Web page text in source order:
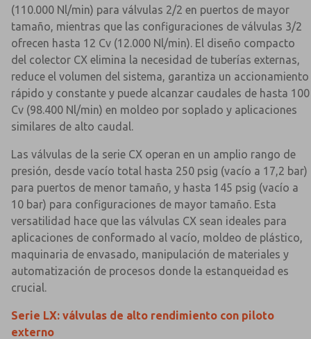
(110.000 Nl/min) para válvulas 2/2 en puertos de mayor
tamaño, mientras que las configuraciones de válvulas 3/2
ofrecen hasta 12 Cv (12.000 Nl/min). El diseño compacto
del colector CX elimina la necesidad de tuberías externas,
reduce el volumen del sistema, garantiza un accionamiento
rápido y constante y puede alcanzar caudales de hasta 100
Cv (98.400 Nl/min) en moldeo por soplado y aplicaciones
similares de alto caudal.
Las válvulas de la serie CX operan en un amplio rango de
presión, desde vacío total hasta 250 psig (vacío a 17,2 bar)
para puertos de menor tamaño, y hasta 145 psig (vacío a
10 bar) para configuraciones de mayor tamaño. Esta
versatilidad hace que las válvulas CX sean ideales para
aplicaciones de conformado al vacío, moldeo de plástico,
maquinaria de envasado, manipulación de materiales y
automatización de procesos donde la estanqueidad es
crucial.
Serie LX: válvulas de alto rendimiento con piloto
externo